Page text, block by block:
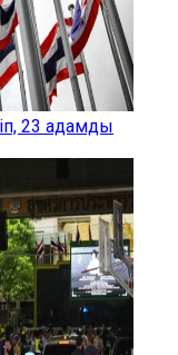
23 адамды